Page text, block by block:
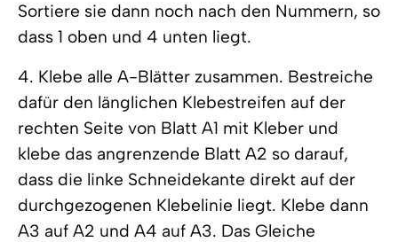
Sortiere sie dann noch nach den Nummern, so
dass 1 oben und 4 unten liegt.
4. Klebe alle A-Blätter zusammen. Bestreiche
dafür den länglichen Klebestreifen auf der
rechten Seite von Blatt A1 mit Kleber und
klebe das angrenzende Blatt A2 so darauf,
dass die linke Schneidekante direkt auf der
durchgezogenen Klebelinie liegt. Klebe dann
A3 auf A2 und A4 auf A3. Das Gleiche